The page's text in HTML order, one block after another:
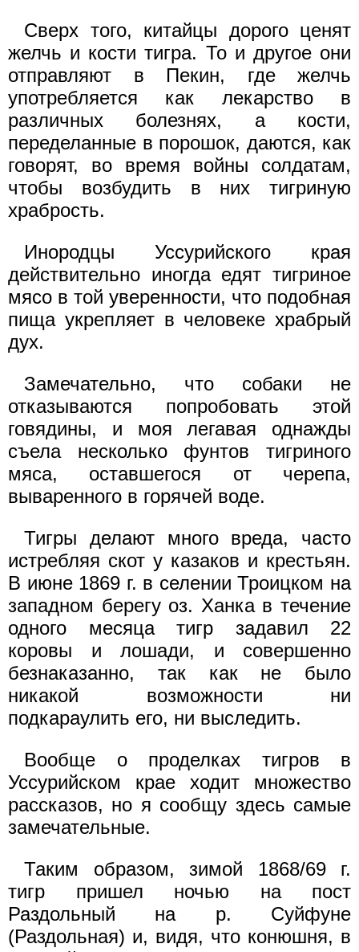
Сверх того, китайцы дорого ценят
желчь и кости тигра. То и другое они
отправляют в Пекин, где желчь
употребляется как лекарство в
различных болезнях, а кости,
переделанные в порошок, даются, как
говорят, во время войны солдатам,
чтобы возбудить в них тигриную
храбрость.
Инородцы Уссурийского края
действительно иногда едят тигриное
мясо в той уверенности, что подобная
пища укрепляет в человеке храбрый
дух.
Замечательно, что собаки не
отказываются попробовать этой
говядины, и моя легавая однажды
съела несколько фунтов тигриного
мяса, оставшегося от черепа,
вываренного в горячей воде.
Тигры делают много вреда, часто
истребляя скот у казаков и крестьян.
В июне 1869 г. в селении Троицком на
западном берегу оз. Ханка в течение
одного месяца тигр задавил 22
коровы и лошади, и совершенно
безнаказанно, так как не было
никакой возможности ни
подкараулить его, ни выследить.
Вообще о проделках тигров в
Уссурийском крае ходит множество
рассказов, но я сообщу здесь самые
замечательные.
Таким образом, зимой 1868/69 г.
тигр пришел ночью на пост
Раздольный на р. Суйфуне
(Раздольная) и, видя, что конюшня, в